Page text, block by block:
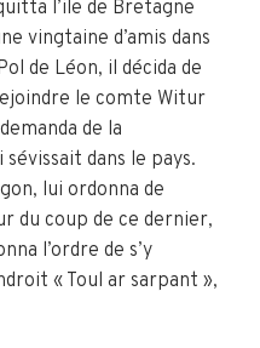
l’ile de Bretagne
vingtaine d’amis dans
de Léon, il décida de
le comte Witur
de la
dans le pays.
lui ordonna de
du coup de ce dernier,
l’ordre de s’y
« Toul ar sarpant »,